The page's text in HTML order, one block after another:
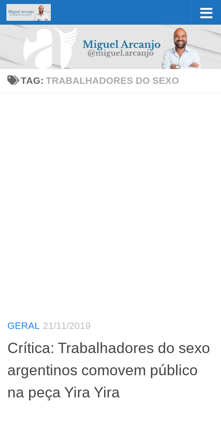
Skip to content
TAG:TRABALHADORES DO SEXO
GERAL 21/11/2019
Crítica: Trabalhadores do sexo
argentinos comovem público
na peça Yira Yira